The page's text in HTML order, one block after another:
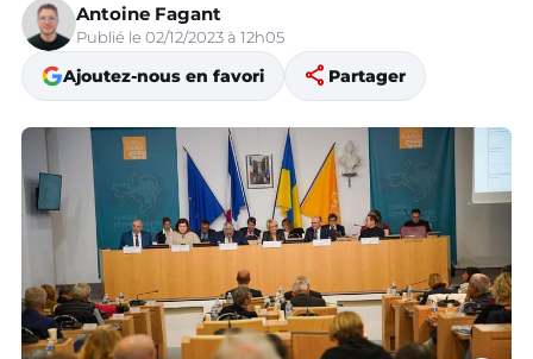
Antoine Fagant
Publié le 02/12/2023 à 12h05
Ajoutez-nous en favori share Partager